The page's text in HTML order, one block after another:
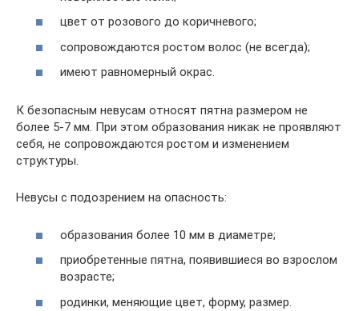
цвет от розового до коричневого;
сопровождаются ростом волос (не всегда);
имеют равномерный окрас.
К безопасным невусам относят пятна размером не
более 5-7 мм. При этом образования никак не проявляют
себя, не сопровождаются ростом и изменением
структуры.
Невусы с подозрением на опасность:
образования более 10 мм в диаметре;
приобретенные пятна, появившиеся во взрослом
возрасте;
родинки, меняющие цвет, форму, размер.